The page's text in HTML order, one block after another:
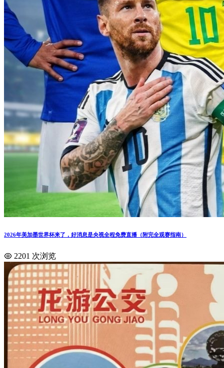
2026年美加墨世界杯来了，好消息是央视全程免费直播（附完全观赛指南）
2201 次浏览